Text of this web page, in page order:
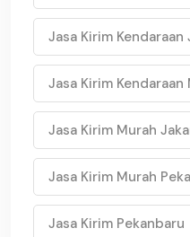
Jasa Kirim Kendaraan
Jasa Kirim Kendaraan
Jasa Kirim Murah
Jasa Kirim Murah
Jasa Kirim Pekanbaru